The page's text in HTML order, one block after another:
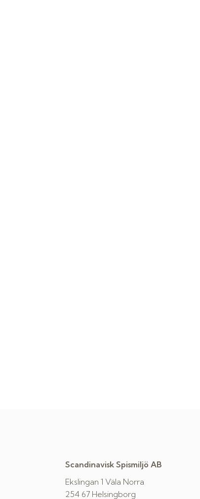
Scandinavisk Spismiljö AB
Ekslingan 1 Väla Norra
254 67 Helsingborg